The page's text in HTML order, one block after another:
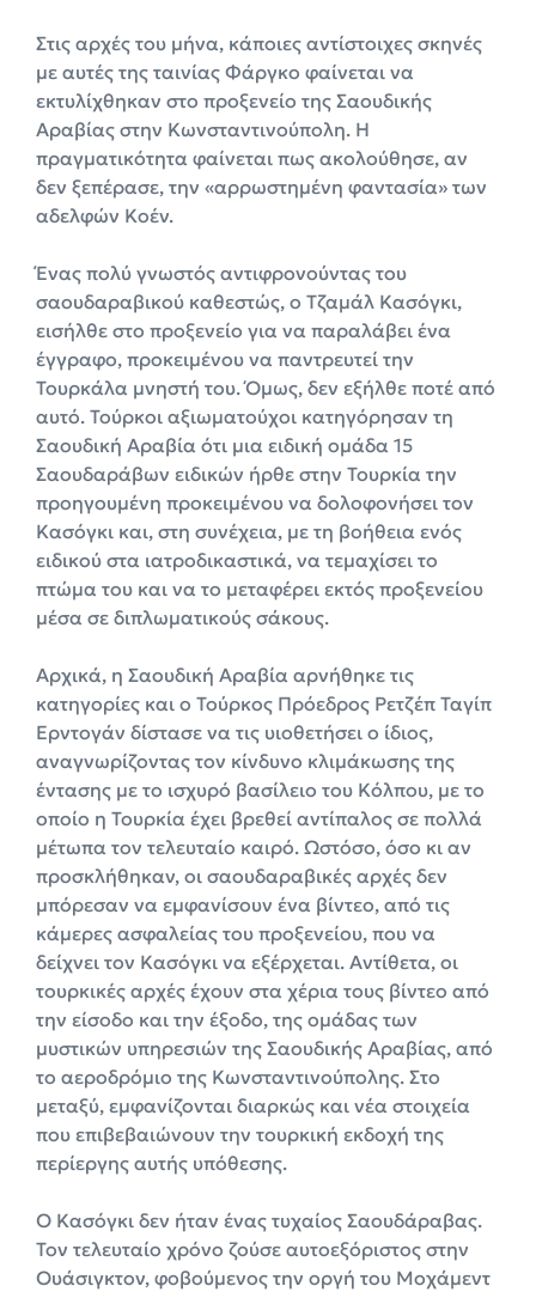
Στις αρχές του μήνα, κάποιες αντίστοιχες σκηνές
με αυτές της ταινίας Φάργκο φαίνεται να
εκτυλίχθηκαν στο προξενείο της Σαουδικής
Αραβίας στην Κωνσταντινούπολη. Η
πραγματικότητα φαίνεται πως ακολούθησε, αν
δεν ξεπέρασε, την «αρρωστημένη φαντασία» των
αδελφών Κοέν.
Ένας πολύ γνωστός αντιφρονούντας του
σαουδαραβικού καθεστώς, ο Τζαμάλ Κασόγκι,
εισήλθε στο προξενείο για να παραλάβει ένα
έγγραφο, προκειμένου να παντρευτεί την
Τουρκάλα μνηστή του. Όμως, δεν εξήλθε ποτέ από
αυτό. Τούρκοι αξιωματούχοι κατηγόρησαν τη
Σαουδική Αραβία ότι μια ειδική ομάδα 15
Σαουδαράβων ειδικών ήρθε στην Τουρκία την
προηγουμένη προκειμένου να δολοφονήσει τον
Κασόγκι και, στη συνέχεια, με τη βοήθεια ενός
ειδικού στα ιατροδικαστικά, να τεμαχίσει το
πτώμα του και να το μεταφέρει εκτός προξενείου
μέσα σε διπλωματικούς σάκους.
Αρχικά, η Σαουδική Αραβία αρνήθηκε τις
κατηγορίες και ο Τούρκος Πρόεδρος Ρετζέπ Ταγίπ
Ερντογάν δίστασε να τις υιοθετήσει ο ίδιος,
αναγνωρίζοντας τον κίνδυνο κλιμάκωσης της
έντασης με το ισχυρό βασίλειο του Κόλπου, με το
οποίο η Τουρκία έχει βρεθεί αντίπαλος σε πολλά
μέτωπα τον τελευταίο καιρό. Ωστόσο, όσο κι αν
προσκλήθηκαν, οι σαουδαραβικές αρχές δεν
μπόρεσαν να εμφανίσουν ένα βίντεο, από τις
κάμερες ασφαλείας του προξενείου, που να
δείχνει τον Κασόγκι να εξέρχεται. Αντίθετα, οι
τουρκικές αρχές έχουν στα χέρια τους βίντεο από
την είσοδο και την έξοδο, της ομάδας των
μυστικών υπηρεσιών της Σαουδικής Αραβίας, από
το αεροδρόμιο της Κωνσταντινούπολης. Στο
μεταξύ, εμφανίζονται διαρκώς και νέα στοιχεία
που επιβεβαιώνουν την τουρκική εκδοχή της
περίεργης αυτής υπόθεσης.
Ο Κασόγκι δεν ήταν ένας τυχαίος Σαουδάραβας.
Τον τελευταίο χρόνο ζούσε αυτοεξόριστος στην
Ουάσιγκτον, φοβούμενος την οργή του Μοχάμεντ